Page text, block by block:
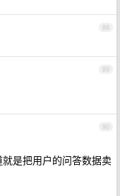
88
89
90
是把用户的问答数据卖